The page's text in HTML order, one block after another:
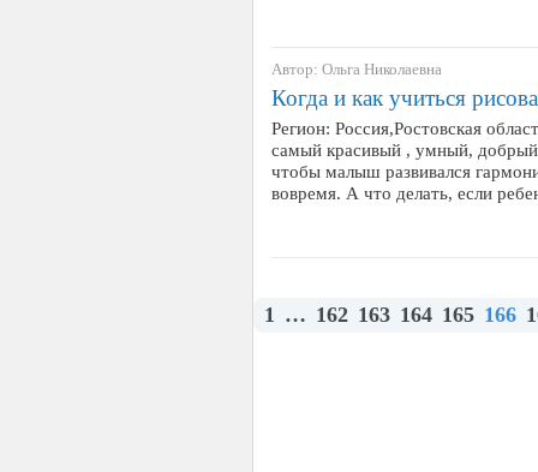
Автор: Ольга Николаевна
Когда и как учиться
Регион: Россия,Ростовская
самый красивый , умный,
чтобы малыш развивался
вовремя. А что делать, если
1 … 162 163 164 165 166